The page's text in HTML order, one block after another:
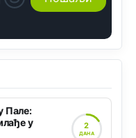
Пале:
у
2
ДАНА